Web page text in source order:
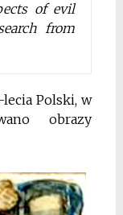
of evil
from
Polski, w
obrazy